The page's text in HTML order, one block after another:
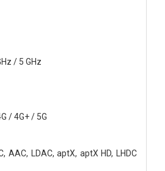
/ 5 GHz
/ 4G+ / 5G
AAC, LDAC, aptX, aptX HD, LHDC